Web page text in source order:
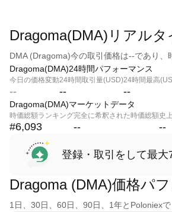
Dragoma(DMA)リアルタ
DMA (Dragoma)今の取引価格は--であり、
Dragoma(DMA)24時間パフォーマンス
今日の価格変動
--
24時間取引量(USD)
--
24時間最高
--
Dragoma(DMA)マーケットデータ
時価総額ランキング
#6,093
完全に希釈された時価総額
--
史
--
登録・取引をして最
Dragoma (DMA)価格パ
1日、30日、60日、90日、1年とPoloniex